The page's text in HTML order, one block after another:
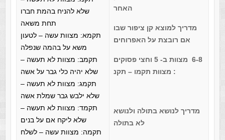
האחר
מדריך למוצא קן ציפור שבו
אם רובצת על האפרוחים
6-8 מצוות ב- 5 וחצי פסוקים
: מצוות תקמו – תקנ
מדריך לנושא בתולה ולנושא
לא בתולה
שלא להניח בהמת חברו
תחת משאה
תקמא: מצוות עשה – לטעון
משא על בהמה שנפלה
תקמב: מצוות לא תעשה –
שלא יהיה כלי גבר על אשה
תקמג: מצוות לא תעשה –
שלא ילבש גבר שמלת אשה
תקמד: מצוות לא תעשה –
שלא ליקח אם על בנים
תקמה: מצוות עשה – לשלח